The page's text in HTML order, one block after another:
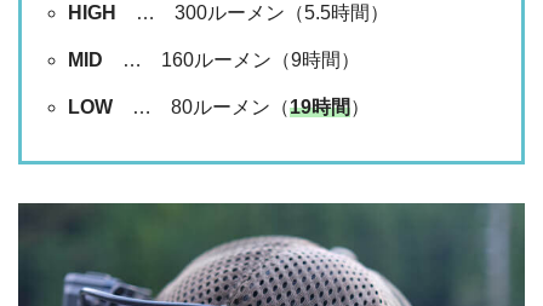
HIGH … 300ルーメン（5.5時間）
MID … 160ルーメン（9時間）
LOW … 80ルーメン（19時間）